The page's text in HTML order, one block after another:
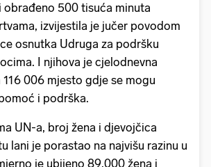
obrađeno 500 tisuća minuta
izvijestila je jučer povodom
osnutka Udruga za podršku
I njihova je cjelodnevna
006 mjesto gdje se mogu
i podrška.
UN-a, broj žena i djevojčica
lani je porastao na najvišu razinu u
je ubijeno 89.000 žena i